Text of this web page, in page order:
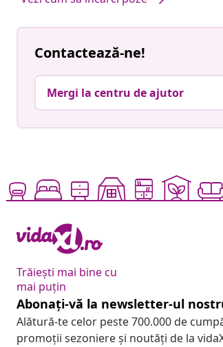
Contactează-ne!
Mergi la centru de ajutor
Trăiești mai bine cu
mai puțin
Abonați-vă la newsletter-ul
Alătură-te celor peste 700.000 de
promoții sezoniere și noutăți de la